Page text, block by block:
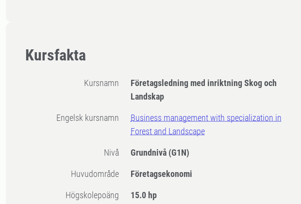
Kursfakta
Kursnamn
Företagsledning med inriktning Skog och
Landskap
Engelsk kursnamn
Business management with specialization in
Forest and Landscape
Nivå Grundnivå (G1N)
Huvudområde Företagsekonomi
högskolepoäng 15.0 hp